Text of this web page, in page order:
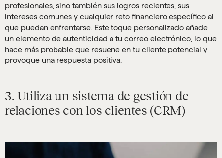
profesionales, sino también sus logros recientes, sus
intereses comunes y cualquier reto financiero específico al
que puedan enfrentarse. Este toque personalizado añade
un elemento de autenticidad a tu correo electrónico, lo que
hace más probable que resuene en tu cliente potencial y
provoque una respuesta positiva.
3. Utiliza un sistema de gestión de
relaciones con los clientes (CRM)